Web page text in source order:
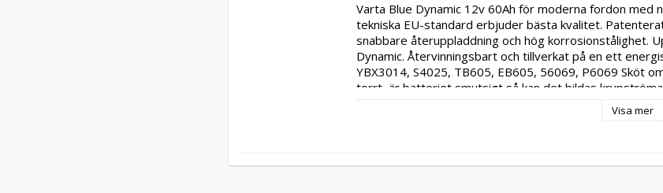
Varta Blue Dynamic 12v 60Ah för moderna fordon
tekniska EU-standard erbjuder bästa kvalitet.
snabbare återuppladdning och hög korrosionstålighet.
Dynamic. Återvinningsbart och tillverkat på en ett
YBX3014, S4025, TB605, EB605, 56069, P6069 Sköt
torrt, är batteriet smutsigt så kan det bildas
korta sträckor (under 20 min körtid) så rekommenderar
vintertid. Har du möjlighet att mäta batteriet så ladda
i 30 min kör bilen i 30 min. Även vid regelbunden
Visa mer